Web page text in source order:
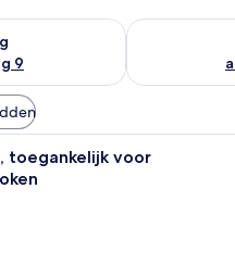
9
voor vanavond aug
De
Een moderne hotelkamer
toegankelijk voor